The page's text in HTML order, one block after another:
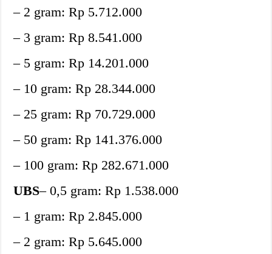
– 2 gram: Rp 5.712.000
– 3 gram: Rp 8.541.000
– 5 gram: Rp 14.201.000
– 10 gram: Rp 28.344.000
– 25 gram: Rp 70.729.000
– 50 gram: Rp 141.376.000
– 100 gram: Rp 282.671.000
UBS– 0,5 gram: Rp 1.538.000
– 1 gram: Rp 2.845.000
– 2 gram: Rp 5.645.000